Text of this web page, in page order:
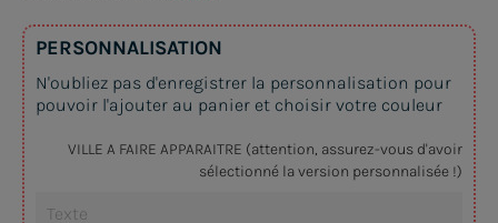
PERSONNALISATION
N'oubliez pas d'enregistrer la personnalisation pour
pouvoir l'ajouter au panier et choisir votre couleur
VILLE A FAIRE APPARAITRE (attention, assurez-vous d'avoir
sélectionné la version personnalisée !)